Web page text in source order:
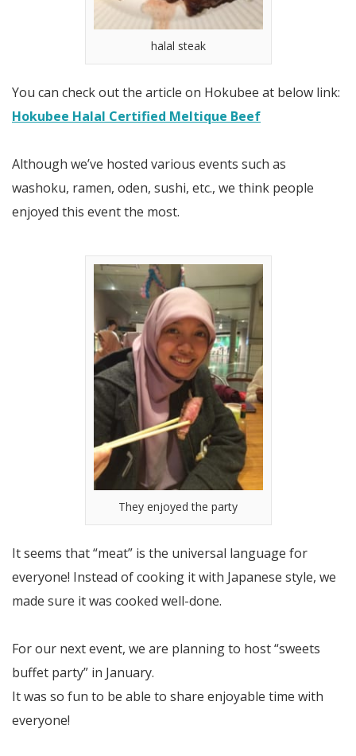
halal steak
You can check out the article on Hokubee at below link:
Hokubee Halal Certified Meltique Beef
Although we’ve hosted various events such as
washoku, ramen, oden, sushi, etc., we think people
enjoyed this event the most.
They enjoyed the party
It seems that “meat” is the universal language for
everyone! Instead of cooking it with Japanese style, we
made sure it was cooked well-done.
For our next event, we are planning to host “sweets
buffet party” in January.
It was so fun to be able to share enjoyable time with
everyone!